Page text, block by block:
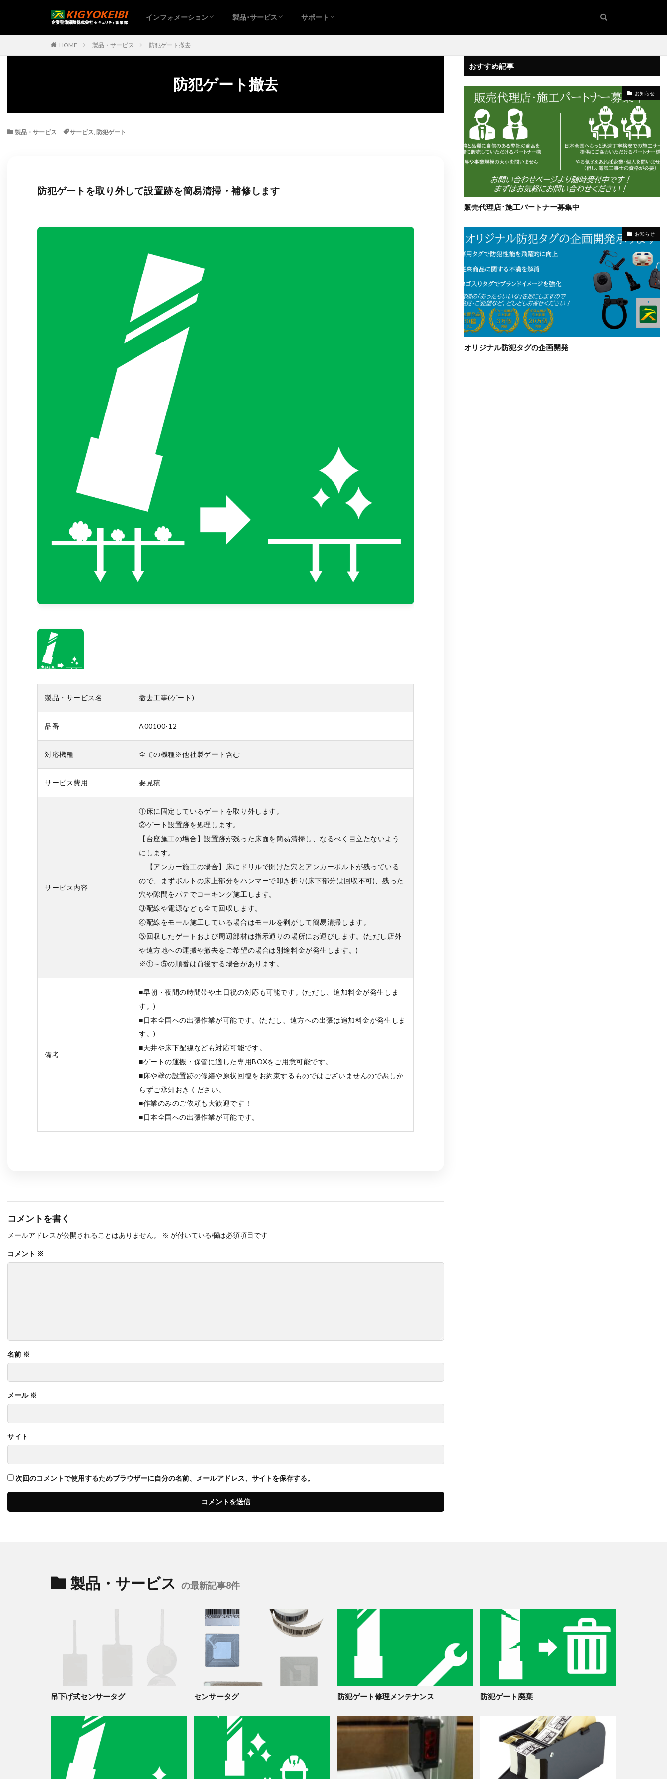
インフォメーション 製品･サービス サポート
HOME 製品・サービス 防犯ゲート撤去
防犯ゲート撤去
製品・サービス サービス, 防犯ゲート
防犯ゲートを取り外して設置跡を簡易清掃・補修します
製品・サービス名 撤去工事(ゲート)
品番 A00100-12
対応機種 全ての機種※他社製ゲート含む
サービス費用 要見積
サービス内容
①床に固定しているゲートを取り外します。
②ゲート設置跡を処理します。
【台座施工の場合】設置跡が残った床面を簡易清掃し、なるべく目立たないよう
にします。
【アンカー施工の場合】床にドリルで開けた穴とアンカーボルトが残っている
ので、まずボルトの床上部分をハンマーで叩き折り(床下部分は回収不可)、残った
穴や隙間をパテでコーキング施工します。
③配線や電源なども全て回収します。
④配線をモール施工している場合はモールを剥がして簡易清掃します。
⑤回収したゲートおよび周辺部材は指示通りの場所にお運びします。(ただし店外
や遠方地への運搬や撤去をご希望の場合は別途料金が発生します。)
※①～⑤の順番は前後する場合があります。
備考
■早朝・夜間の時間帯や土日祝の対応も可能です。(ただし、追加料金が発生しま
す。)
■日本全国への出張作業が可能です。(ただし、遠方への出張は追加料金が発生しま
す。)
■天井や床下配線なども対応可能です。
■ゲートの運搬・保管に適した専用BOXをご用意可能です。
■床や壁の設置跡の修繕や原状回復をお約束するものではございませんので悪しか
らずご承知おきください。
■作業のみのご依頼も大歓迎です！
■日本全国への出張作業が可能です。
コメントを書く
メールアドレスが公開されることはありません。 ※ が付いている欄は必須項目です
コメント ※
名前 ※
メール ※
サイト
次回のコメントで使用するためブラウザーに自分の名前、メールアドレス、サイトを保存する。
おすすめ記事
お知らせ
販売代理店･施工パートナー募集中
お知らせ
オリジナル防犯タグの企画開発
製品・サービス の最新記事8件
吊下げ式センサータグ センサータグ 防犯ゲート修理メンテナンス 防犯ゲート廃棄